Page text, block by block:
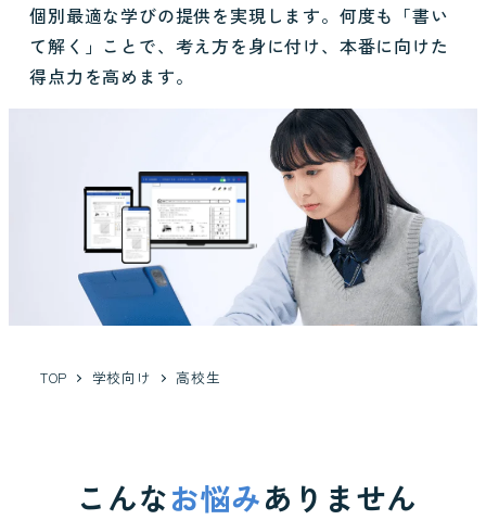
個別最適な学びの提供を実現します。何度も「書い
て解く」ことで、考え方を身に付け、本番に向けた
得点力を高めます。
TOP 学校向け 高校生
こんなお悩みありません